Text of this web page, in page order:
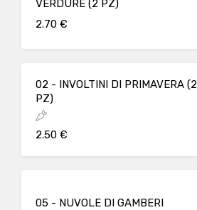
VERDURE (2 PZ)
2.70 €
02 - INVOLTINI DI PRIMAVERA (2
PZ)
2.50 €
05 - NUVOLE DI GAMBERI